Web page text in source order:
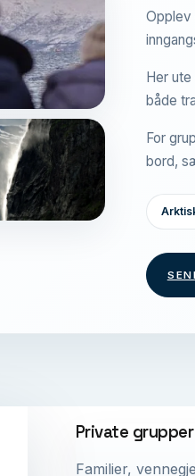
Opplev
Her
både
For
bord,
Private grupper
Familier,